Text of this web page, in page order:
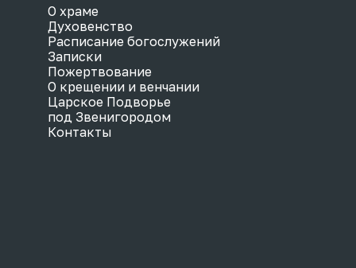
О храме
Духовенство
Расписание богослужений
Записки
Пожертвование
О крещении и венчании
Царское Подворье
под Звенигородом
Контакты